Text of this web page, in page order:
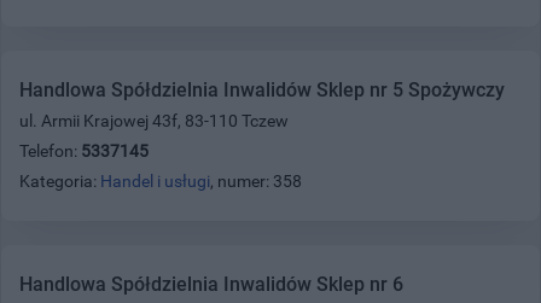
Handlowa Spółdzielnia Inwalidów Sklep nr 5 Spożywczy
ul. Armii Krajowej 43f, 83-110 Tczew
Telefon: 5337145
Kategoria: Handel i usługi, numer: 358
Handlowa Spółdzielnia Inwalidów Sklep nr 6